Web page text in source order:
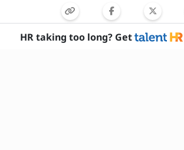
HR taking too long? Get